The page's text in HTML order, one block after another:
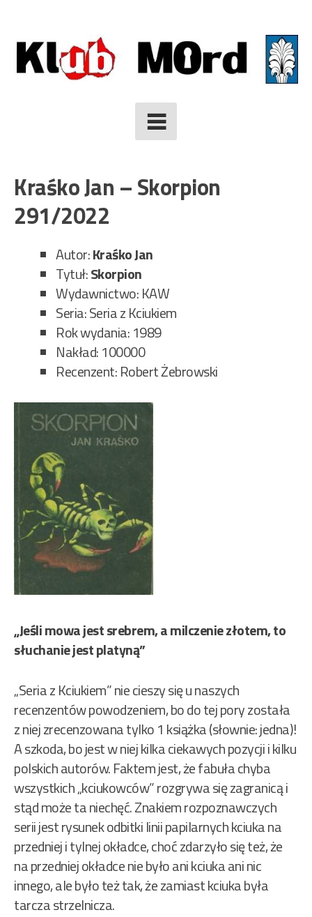
to
content
Kraśko Jan – Skorpion
291/2022
Autor:Kraśko Jan
Tytuł:Skorpion
Wydawnictwo: KAW
Seria: Seria z Kciukiem
Rok wydania: 1989
Nakład: 100000
Recenzent: Robert Żebrowski
„Jeśli mowa jest srebrem, a milczenie złotem, to
słuchanie jest platyną”
„Seria z Kciukiem” nie cieszy się u naszych
recenzentów powodzeniem, bo do tej pory została
z niej zrecenzowana tylko 1 książka (słownie: jedna)!
A szkoda, bo jest w niej kilka ciekawych pozycji i kilku
polskich autorów. Faktem jest, że fabuła chyba
wszystkich „kciukowców” rozgrywa się zagranicą i
stąd może ta niechęć. Znakiem rozpoznawczych
serii jest rysunek odbitki linii papilarnych kciuka na
przedniej i tylnej okładce, choć zdarzyło się też, że
na przedniej okładce nie było ani kciuka ani nic
innego, ale było też tak, że zamiast kciuka była
tarcza strzelnicza.